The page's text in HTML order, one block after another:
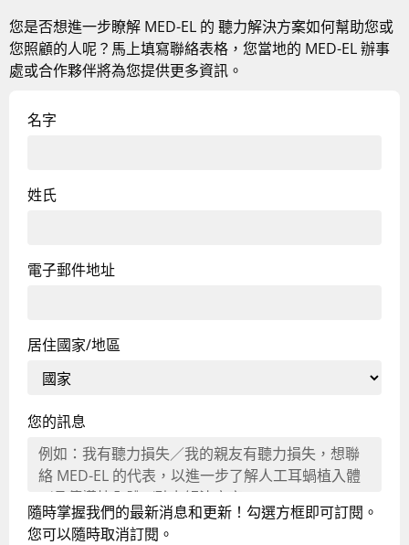
您是否想進一步瞭解 MED-EL 的 聽力解決方案如何幫助您或
您照顧的人呢？馬上填寫聯絡表格，您當地的 MED-EL 辦事
處或合作夥伴將為您提供更多資訊。
名字
姓氏
電子郵件地址
居住國家/地區
您的訊息
隨時掌握我們的最新消息和更新！勾選方框即可訂閱。
您可以隨時取消訂閱。